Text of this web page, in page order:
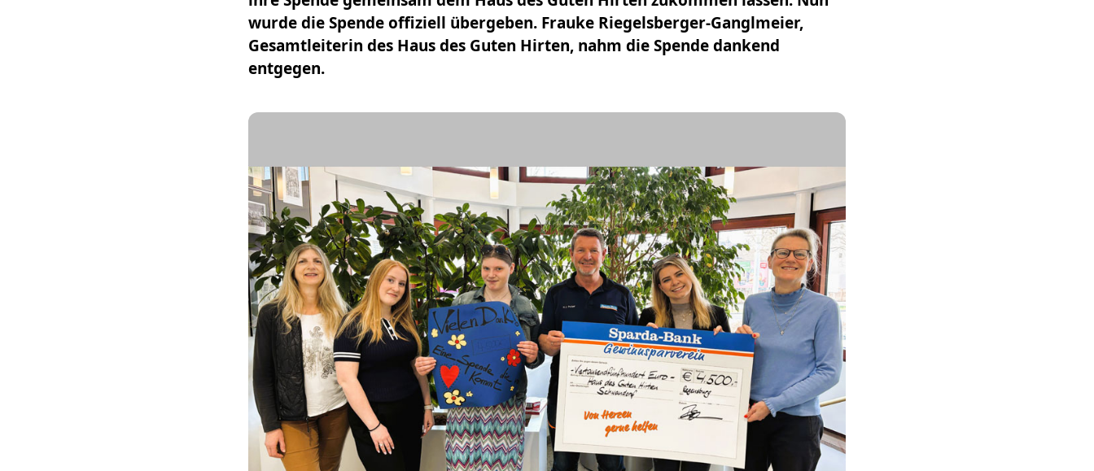
wurde die Spende offiziell übergeben. Frauke Riegelsberger-Ganglmeier,
Gesamtleiterin des Haus des Guten Hirten, nahm die Spende dankend
entgegen.